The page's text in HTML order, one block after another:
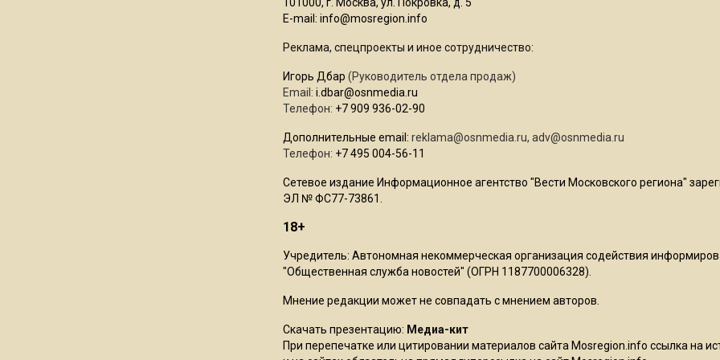
E-mail: info@mosregion.info
Реклама, спецпроекты и иное сотрудничество:
Игорь Дбар (Руководитель отдела продаж)
Email: i.dbar@osnmedia.ru
Телефон: +7 909 936-02-90
Дополнительные email: reklama@osnmedia.ru, adv@osnmedia.ru
Телефон: +7 495 004-56-11
Сетевое издание Информационное агентство "Вести Московского региона"
ЭЛ № ФС77-73861.
18+
Учредитель: Автономная некоммерческая организация содействия
"Общественная служба новостей" (ОГРН 1187700006328).
Мнение редакции может не совпадать с мнением авторов.
Скачать презентацию: Медиа-кит
При перепечатке или цитировании материалов сайта Mosregion.info ссылка на